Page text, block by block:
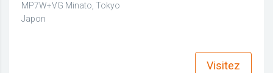
MP7W+VG Minato, Tokyo
Japon
Visitez